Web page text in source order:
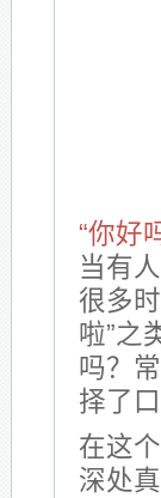
“你好
当有
很多
啦”之
吗？
择了
在这
深处